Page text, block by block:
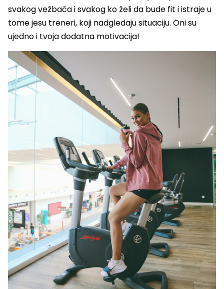
svakog vežbača i svakog ko želi da bude fit i istraje u
tome jesu treneri, koji nadgledaju situaciju. Oni su
ujedno i tvoja dodatna motivacija!